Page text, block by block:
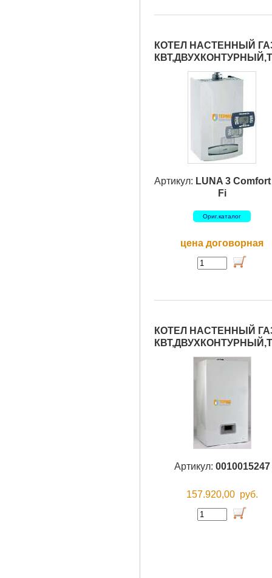
КОТЕЛ НАСТЕННЫЙ
Артикул: LUNA 3
Fi
Ориг.каталог
цена договорная
КОТЕЛ НАСТЕННЫЙ
Артикул: 0010015247
157.920,00 руб.